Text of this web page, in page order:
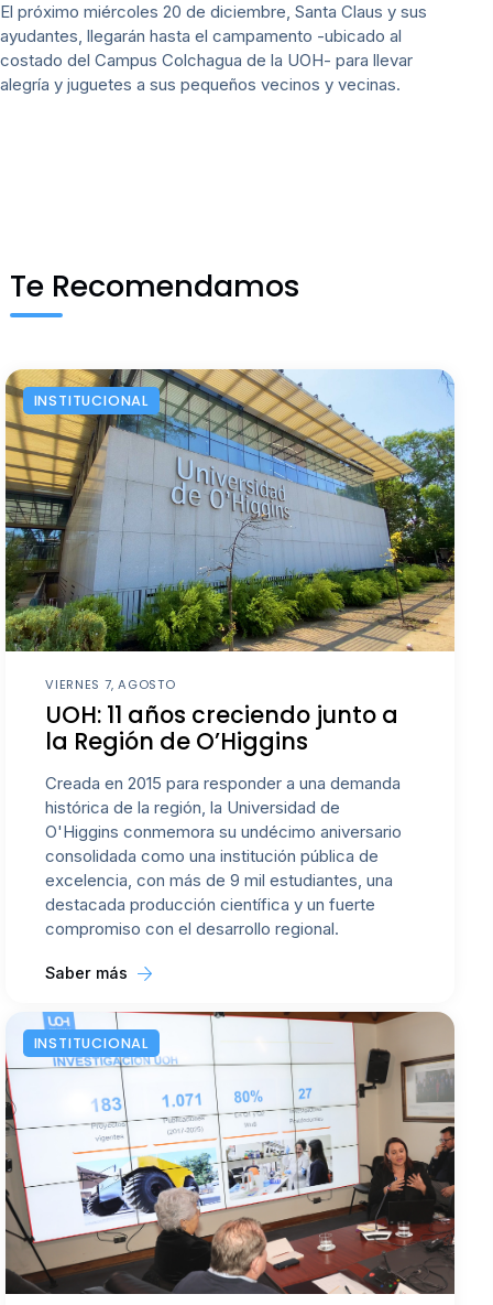
El próximo miércoles 20 de diciembre, Santa Claus y sus
ayudantes, llegarán hasta el campamento -ubicado al
costado del Campus Colchagua de la UOH- para llevar
alegría y juguetes a sus pequeños vecinos y vecinas.
Te Recomendamos
INSTITUCIONAL
VIERNES 7, AGOSTO
UOH: 11 años creciendo junto a
la Región de O’Higgins
Creada en 2015 para responder a una demanda
histórica de la región, la Universidad de
O'Higgins conmemora su undécimo aniversario
consolidada como una institución pública de
excelencia, con más de 9 mil estudiantes, una
destacada producción científica y un fuerte
compromiso con el desarrollo regional.
Saber más
INSTITUCIONAL